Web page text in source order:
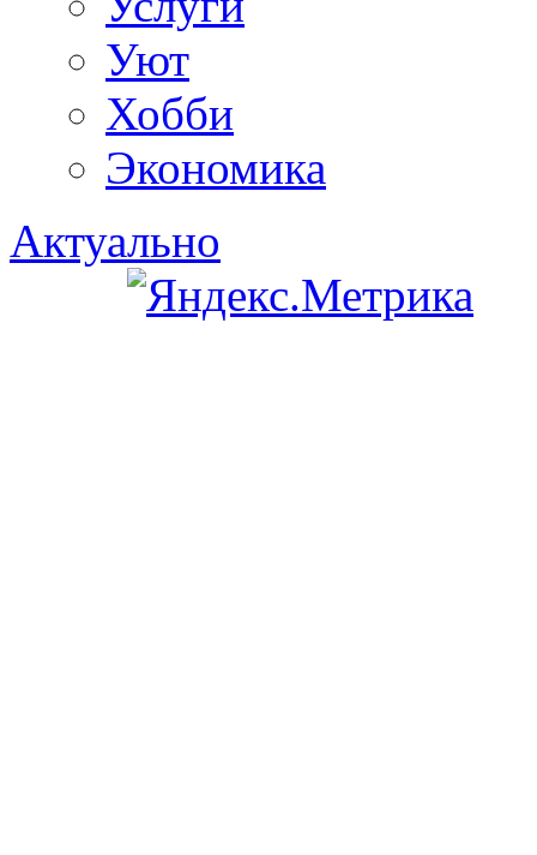
Уют
Хобби
Экономика
Актуально